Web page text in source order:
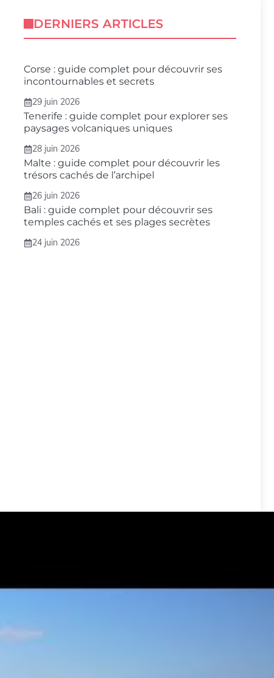
DERNIERS ARTICLES
Corse : guide complet pour découvrir ses
incontournables et secrets
29 juin 2026
Tenerife : guide complet pour explorer ses
paysages volcaniques uniques
28 juin 2026
Malte : guide complet pour découvrir les
trésors cachés de l’archipel
26 juin 2026
Bali : guide complet pour découvrir ses
temples cachés et ses plages secrètes
24 juin 2026